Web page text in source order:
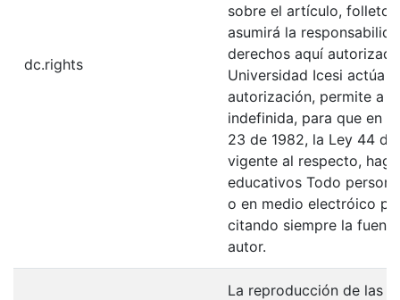
dc.rights
sobre el artículo, folleto
asumirá la
derechos aquí
Universidad Icesi actúa
autorización, permite a
indefinida, para que en
23 de 1982, la Ley 44
vigente al respecto,
educativos Todo
o en medio electróico
citando siempre la
autor.
La reproducción de las